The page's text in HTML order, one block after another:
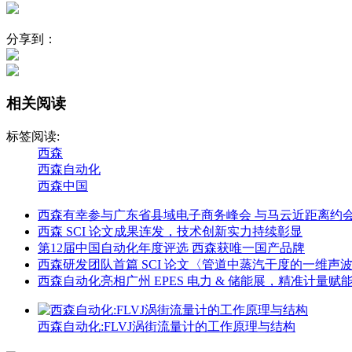
分享到：
相关阅读
标签阅读:
西森
西森自动化
西森中国
西森有幸参与广东省县域电子商务峰会 与马云近距离约
西森 SCI 论文成果连发，技术创新实力持续彰显
第12届中国自动化年度评选 西森获唯一国产品牌
西森研发团队首篇 SCI 论文〈管道中蒸汽干度的一维声
西森自动化亮相广州 EPES 电力 & 储能展，精准计量赋
西森自动化:FLVJ涡街流量计的工作原理与结构